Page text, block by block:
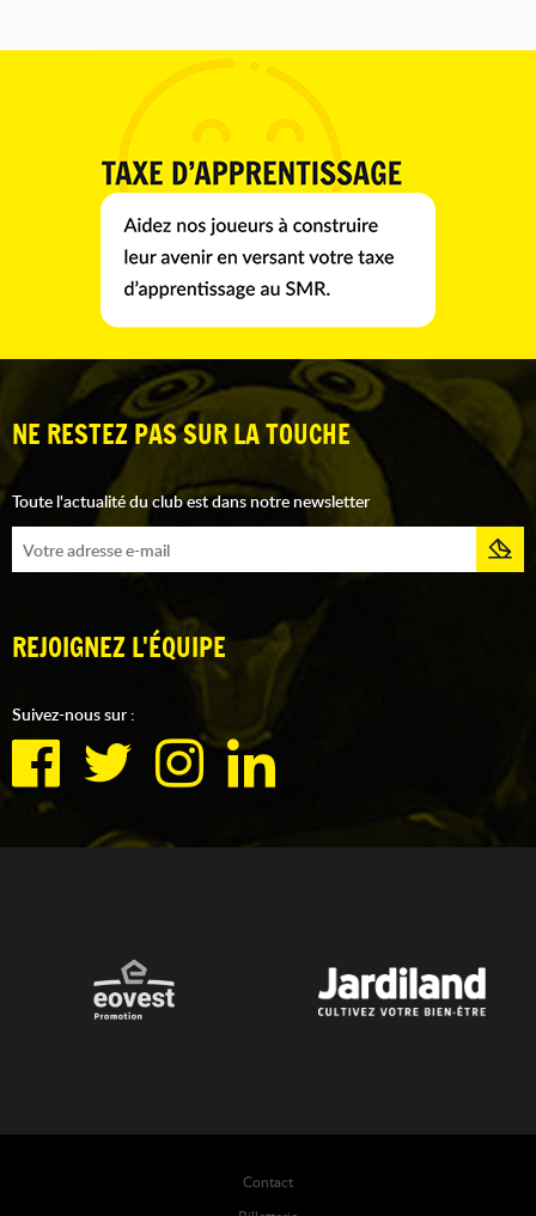
NE RESTEZ PAS SUR LA TOUCHE
Toute l'actualité du club est dans notre newsletter
REJOIGNEZ L'ÉQUIPE
Suivez-nous sur :
Contact